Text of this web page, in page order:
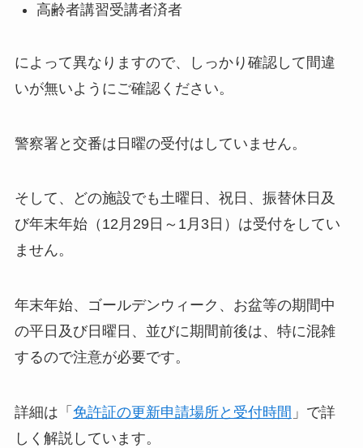
高齢者講習受講者済者
によって異なりますので、しっかり確認して間違
いが無いようにご確認ください。
警察署と交番は日曜の受付はしていません。
そして、どの施設でも土曜日、祝日、振替休日及
び年末年始（12月29日～1月3日）は受付をしてい
ません。
年末年始、ゴールデンウィーク、お盆等の期間中
の平日及び日曜日、並びに期間前後は、特に混雑
するので注意が必要です。
詳細は「 免許証の更新申請場所と受付時間 」で詳
しく解説しています。